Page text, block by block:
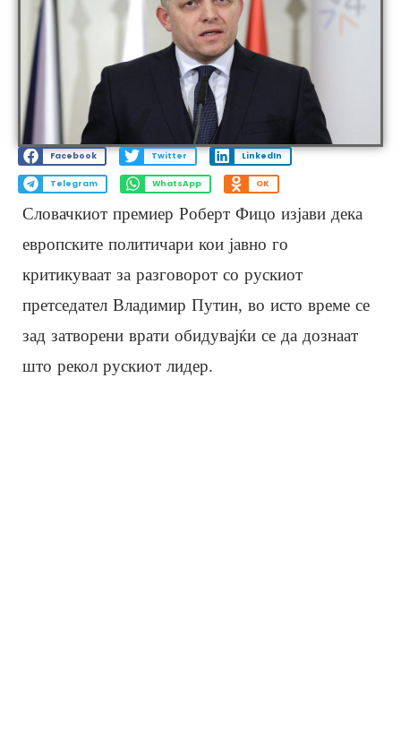
Facebook Twitter LinkedIn
Telegram WhatsApp OK
Словачкиот премиер Роберт Фицо изјави дека
европските политичари кои јавно го
критикуваат за разговорот со рускиот
претседател Владимир Путин, во исто време се
зад затворени врати обидувајќи се да дознаат
што рекол рускиот лидер.